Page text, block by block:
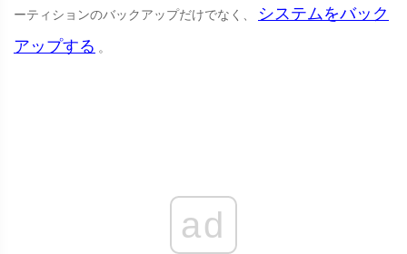
ーティションのバックアップだけでなく、
システムをバック
アップする 。
ad